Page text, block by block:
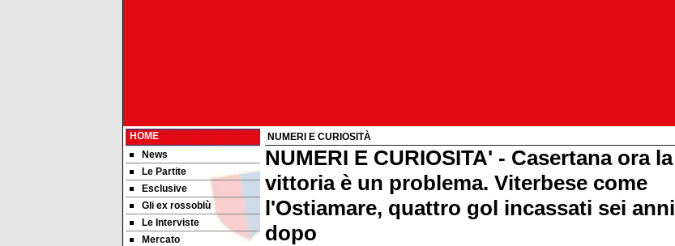
HOME
News
Le Partite
Esclusive
Gli ex rossoblù
Le Interviste
Mercato
NUMERI E CURIOSITÀ
NUMERI E CURIOSITA' - Casertana ora la
vittoria è un problema. Viterbese come
l'Ostiamare, quattro gol incassati sei anni
dopo